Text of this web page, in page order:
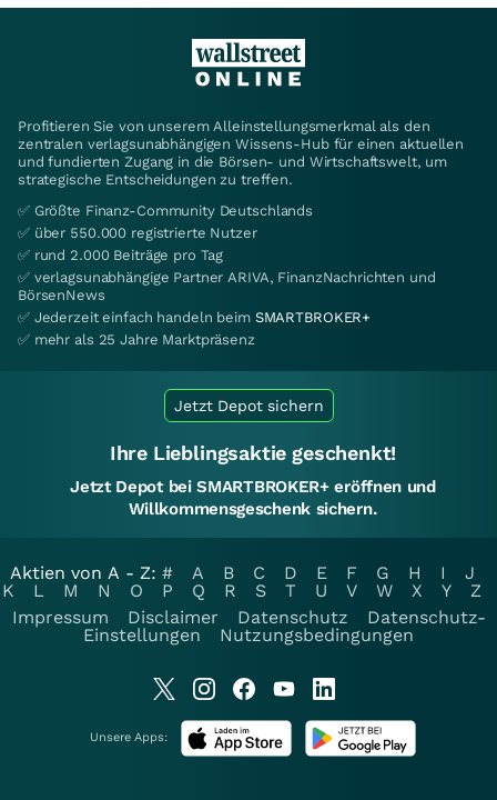
Profitieren Sie von unserem Alleinstellungsmerkmal als den
zentralen verlagsunabhängigen Wissens-Hub für einen aktuellen
und fundierten Zugang in die Börsen- und Wirtschaftswelt, um
strategische Entscheidungen zu treffen.
✅ Größte Finanz-Community Deutschlands
✅ über 550.000 registrierte Nutzer
✅ rund 2.000 Beiträge pro Tag
✅ verlagsunabhängige Partner ARIVA, FinanzNachrichten und
BörsenNews
✅ Jederzeit einfach handeln beim SMARTBROKER+
✅ mehr als 25 Jahre Marktpräsenz
Jetzt Depot sichern
Ihre Lieblingsaktie geschenkt!
Jetzt Depot bei SMARTBROKER+ eröffnen und
Willkommensgeschenk sichern.
Aktien von A - Z: # A B C D E F G H I
J
K
L M N O P Q R S T U V W X Y
Z
Impressum
Disclaimer Datenschutz
Datenschutz-
Einstellungen
Nutzungsbedingungen
Unsere Apps: